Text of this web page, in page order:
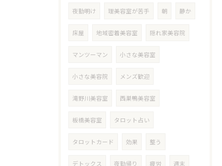
夜勤明け 理美容室が苦手 朝 静か
床屋 地域密着美容室 隠れ家美容院
マンツーマン 小さな美容室
小さな美容院 メンズ歓迎
滝野川美容室 西巣鴨美容室
板橋美容室 タロット占い
タロットカード 効果 整う
デトックス 夜勤帰り 疲労 週末